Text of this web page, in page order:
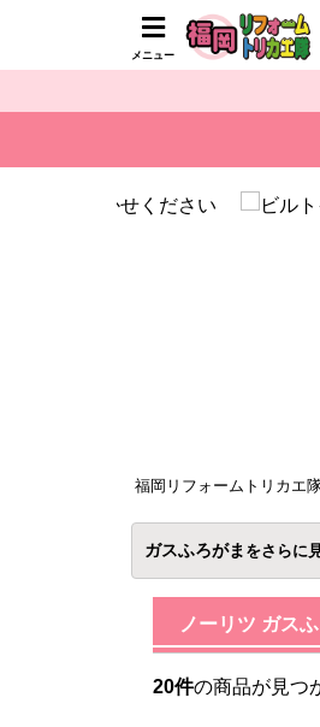
メニュー
福岡リフォームトリカエ
ガスふろがま を
ノーリツ ガス
20件の商品が見つ